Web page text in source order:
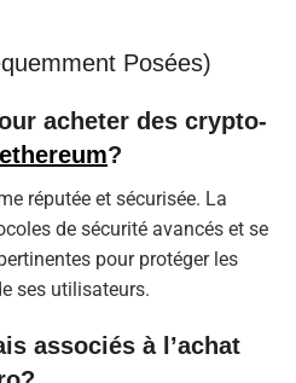
Posées)
acheter des crypto-
ethereum?
réputée et sécurisée. La
de sécurité avancés et se
pour protéger les
ses utilisateurs.
associés à l’achat